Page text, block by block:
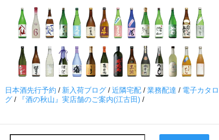
日本酒先行予約 / 新入荷ブログ / 近隣宅配 / 業務配達 / 電子カタロ
グ / 『酒の秋山』実店舗のご案内(江古田) /